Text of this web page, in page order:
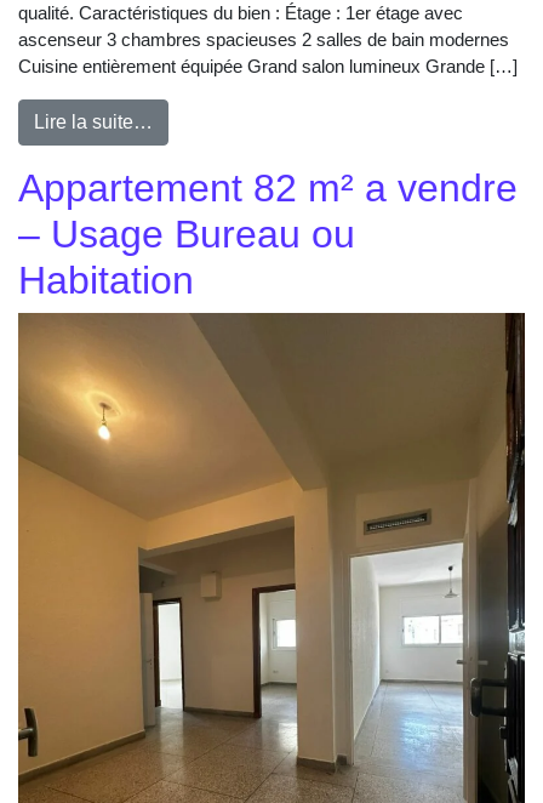
qualité. Caractéristiques du bien : Étage : 1er étage avec
ascenseur 3 chambres spacieuses 2 salles de bain modernes
Cuisine entièrement équipée Grand salon lumineux Grande […]
Lire la suite…
Appartement 82 m² a vendre
– Usage Bureau ou
Habitation